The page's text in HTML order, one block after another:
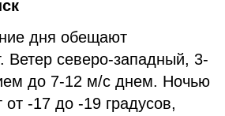
дня обещают
Ветер северо-западный, 3-
до 7-12 м/с днем. Ночью
от -17 до -19 градусов,